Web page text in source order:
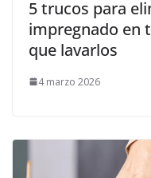
5 trucos para
impregnado en
que lavarlos
4 marzo 2026